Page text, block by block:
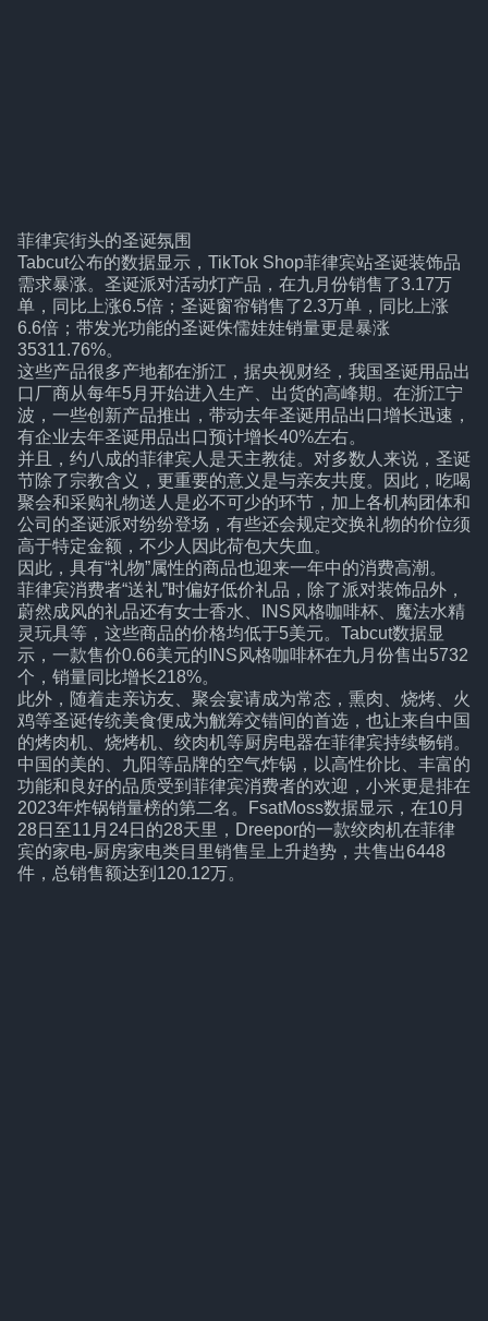
菲律宾街头的圣诞氛围
Tabcut公布的数据显示，TikTok Shop菲律宾站圣诞装饰品
需求暴涨。圣诞派对活动灯产品，在九月份销售了3.17万
单，同比上涨6.5倍；圣诞窗帘销售了2.3万单，同比上涨
6.6倍；带发光功能的圣诞侏儒娃娃销量更是暴涨
35311.76%。
这些产品很多产地都在浙江，据央视财经，我国圣诞用品出
口厂商从每年5月开始进入生产、出货的高峰期。在浙江宁
波，一些创新产品推出，带动去年圣诞用品出口增长迅速，
有企业去年圣诞用品出口预计增长40%左右。
并且，约八成的菲律宾人是天主教徒。对多数人来说，圣诞
节除了宗教含义，更重要的意义是与亲友共度。因此，吃喝
聚会和采购礼物送人是必不可少的环节，加上各机构团体和
公司的圣诞派对纷纷登场，有些还会规定交换礼物的价位须
高于特定金额，不少人因此荷包大失血。
因此，具有“礼物”属性的商品也迎来一年中的消费高潮。
菲律宾消费者“送礼”时偏好低价礼品，除了派对装饰品外，
蔚然成风的礼品还有女士香水、INS风格咖啡杯、魔法水精
灵玩具等，这些商品的价格均低于5美元。Tabcut数据显
示，一款售价0.66美元的INS风格咖啡杯在九月份售出5732
个，销量同比增长218%。
此外，随着走亲访友、聚会宴请成为常态，熏肉、烧烤、火
鸡等圣诞传统美食便成为觥筹交错间的首选，也让来自中国
的烤肉机、烧烤机、绞肉机等厨房电器在菲律宾持续畅销。
中国的美的、九阳等品牌的空气炸锅，以高性价比、丰富的
功能和良好的品质受到菲律宾消费者的欢迎，小米更是排在
2023年炸锅销量榜的第二名。FsatMoss数据显示，在10月
28日至11月24日的28天里，Dreepor的一款绞肉机在菲律
宾的家电-厨房家电类目里销售呈上升趋势，共售出6448
件，总销售额达到120.12万。